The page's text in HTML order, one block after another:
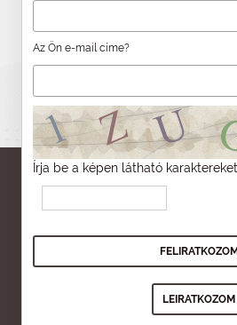
Az Ön e-mail címe?
Írja be a képen látható